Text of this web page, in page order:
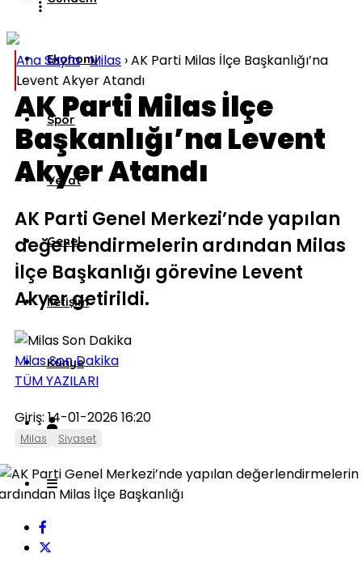
Ekonomi
Spor
Vefat
Genel
İletişim
Künye
Ana Sayfa›Milas ›AK Parti Milas İlçe Başkanlığı’na
Levent Akyer Atandı
AK Parti Milas İlçe
Başkanlığı’na Levent
Akyer Atandı
AK Parti Genel Merkezi’nde yapılan
değerlendirmelerin ardından Milas
İlçe Başkanlığı görevine Levent
Akyer getirildi.
Milas Son Dakika
TÜM YAZILARI
Giriş: 14-01-2026 16:20
Milas Siyaset